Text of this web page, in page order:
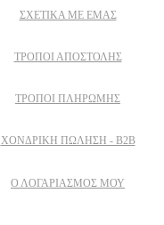
ΣΧΕΤΙΚΆ ΜΕ ΕΜΆΣ
ΤΡΌΠΟΙ ΑΠΟΣΤΟΛΉΣ
ΤΡΌΠΟΙ ΠΛΗΡΩΜΉΣ
ΧΟΝΔΡΙΚΉ ΠΏΛΗΣΗ - B2B
Ο ΛΟΓΑΡΙΑΣΜΟΣ ΜΟΥ